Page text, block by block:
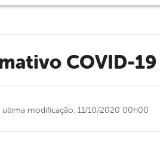
COVID-19
última modificação: 11/10/2020 00h00